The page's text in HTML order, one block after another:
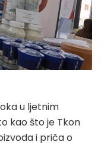
u ljetnim
kao što je Tkon
i priča o